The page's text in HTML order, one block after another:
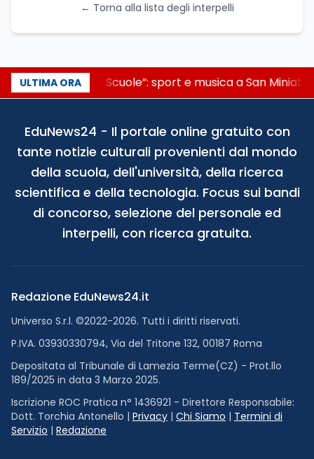
← Torna alla lista degli interpelli
ULTIMA ORA
“Noi siamo le Scuole”: sport e musica a San
EduNews24 - Il portale online gratuito con
tante notizie culturali provenienti dal mondo
della scuola, dell'università, della ricerca
scientifica e della tecnologia. Focus sui bandi
di concorso, selezione del personale ed
interpelli, con ricerca gratuita.
Redazione EduNews24.it
Universo S.r.l. ©2022-2026. Tutti i diritti riservati.
P.IVA. 03930330794, Via del Tritone 132, 00187 Roma
Depositata al Tribunale di Lamezia Terme(CZ) - Prot.llo
189/2025 in data 3 Marzo 2025.
Iscrizione ROC Pratica n° 1436921 - Direttore Responsabile:
Dott. Torchia Antonello | Privacy | Chi Siamo | Termini di
Servizio | Redazione